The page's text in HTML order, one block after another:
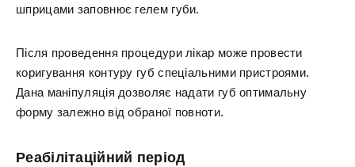
шприцами заповнює гелем губи.
Після проведення процедури лікар може провести
коригування контуру губ спеціальними пристроями.
Дана маніпуляція дозволяє надати губ оптимальну
форму залежно від обраної повноти.
Реабілітаційний період